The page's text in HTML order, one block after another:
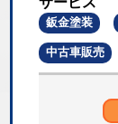
鈑金塗装
中古車販売